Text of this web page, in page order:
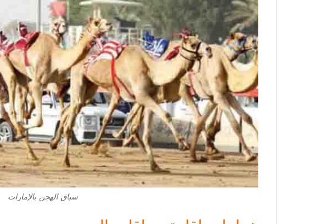
سباق الهجن بالإمارات